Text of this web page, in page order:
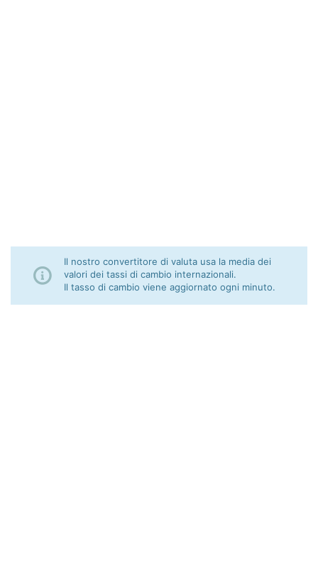
Il nostro convertitore di valuta usa la media dei
valori dei tassi di cambio internazionali.
Il tasso di cambio viene aggiornato ogni minuto.